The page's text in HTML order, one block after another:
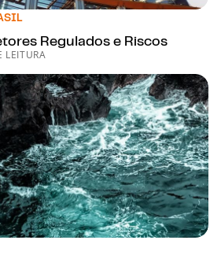
Regulados e Riscos
Regulados e Riscos
LEITURA
tendências estratégicas das